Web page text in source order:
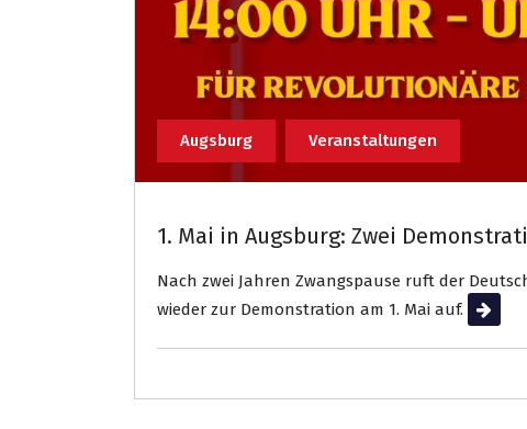
Augsburg Veranstaltungen
1. Mai in Augsburg: Zwei
Nach zwei Jahren Zwangspause ruft der
wieder zur Demonstration am 1. Mai auf.